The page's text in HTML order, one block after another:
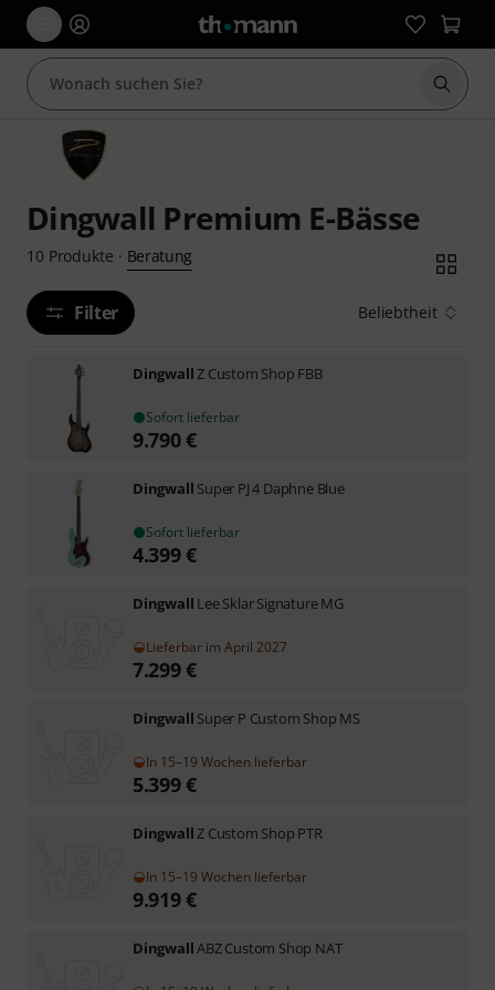
Suche
Dingwall Premium E-Bässe
10 Produkte · Beratung
Filter Beliebtheit
Dingwall Z Custom Shop FBB
Sofort lieferbar
9.790€
Dingwall Super PJ 4 Daphne Blue
Sofort lieferbar
4.399€
Dingwall Lee Sklar Signature MG
Lieferbar im April 2027
7.299€
Dingwall Super P Custom Shop MS
In 15–19 Wochen lieferbar
5.399€
Dingwall Z Custom Shop PTR
In 15–19 Wochen lieferbar
9.919€
DingwallABZ Custom Shop NAT